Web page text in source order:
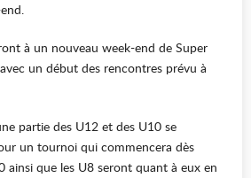
à un nouveau week-end de Super
un début des rencontres prévu à
partie des U12 et des U10 se
un tournoi qui commencera dès
ainsi que les U8 seront quant à eux en